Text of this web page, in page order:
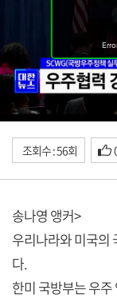
조회수 : 56회
송나영 앵커>
우리나라와 미국의
다.
한미 국방부는 우